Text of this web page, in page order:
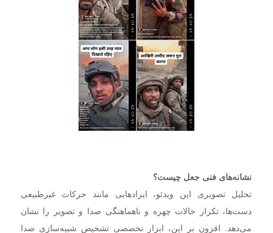
نشانه‌های فنی جعل چیست؟
تحلیل تصویری این ویدئو، ایرادهایی مانند حرکات غیرطبیعی
دست‌ها، تکرار حالات چهره و ناهماهنگی صدا و تصویر را نشان
می‌دهد. افزون بر این، ابزار تخصصی تشخیص شبیه‌سازی صدا